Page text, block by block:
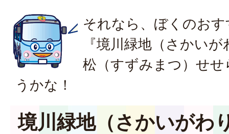
それなら、ぼくのお
『境川緑地（さかい
松（すずみまつ）せ
うかな！
境川緑地（さかいがわ